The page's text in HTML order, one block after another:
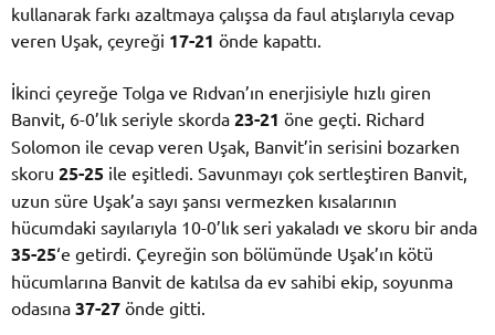
kullanarak farkı azaltmaya çalışsa da faul atışlarıyla cevap
veren Uşak, çeyreği 17-21 önde kapattı.
İkinci çeyreğe Tolga ve Rıdvan’ın enerjisiyle hızlı giren
Banvit, 6-0’lık seriyle skorda 23-21 öne geçti. Richard
Solomon ile cevap veren Uşak, Banvit’in serisini bozarken
skoru 25-25 ile eşitledi. Savunmayı çok sertleştiren Banvit,
uzun süre Uşak’a sayı şansı vermezken kısalarının
hücumdaki sayılarıyla 10-0’lık seri yakaladı ve skoru bir anda
35-25‘e getirdi. Çeyreğin son bölümünde Uşak’ın kötü
hücumlarına Banvit de katılsa da ev sahibi ekip, soyunma
odasına 37-27 önde gitti.